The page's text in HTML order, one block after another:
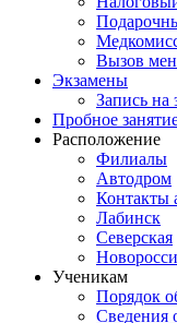
Вызов
Экзамены
Запись на
Пробное
Расположение
Филиалы
Автодром
Контакты
Лабинск
Северская
Ученикам
Порядок
Сведения